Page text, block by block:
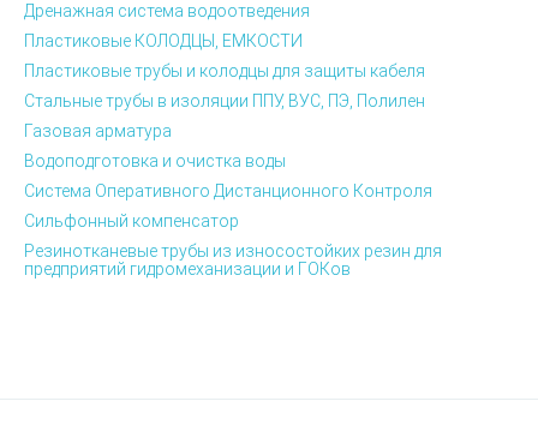
Дренажная система водоотведения
Пластиковые КОЛОДЦЫ, ЕМКОСТИ
Пластиковые трубы и колодцы для защиты кабеля
Стальные трубы в изоляции ППУ, ВУС, ПЭ, Полилен
Газовая арматура
Водоподготовка и очистка воды
Система Оперативного Дистанционного Контроля
Сильфонный компенсатор
Резинотканевые трубы из износостойких резин для
предприятий гидромеханизации и ГОКов